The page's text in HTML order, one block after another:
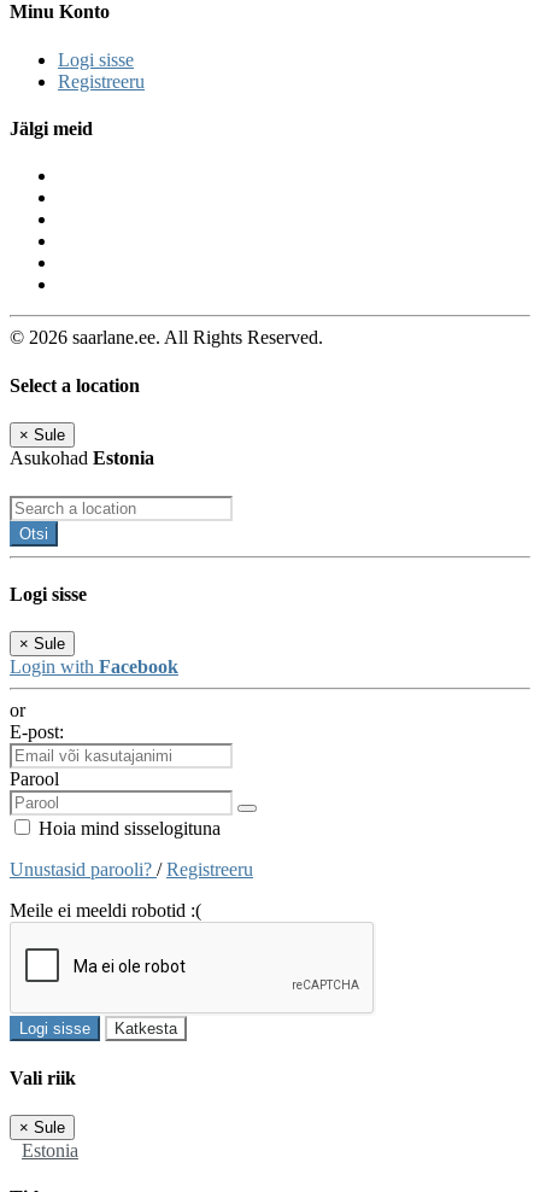
Minu Konto
Logi sisse
Registreeru
Jälgi meid
© 2026 saarlane.ee. All Rights Reserved.
Select a location
× Sule
Asukohad Estonia
Otsi
Logi sisse
× Sule
Login with Facebook
or
E-post:
Parool
Hoia mind sisselogituna
Unustasid parooli? /Registreeru
Meile ei meeldi robotid :(
Logi sisse Katkesta
Vali riik
× Sule
Estonia